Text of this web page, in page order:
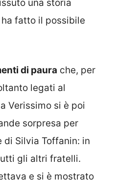
una storia
fatto il possibile
di paura che, per
legati al
Verissimo si è poi
sorpresa per
di Silvia Toffanin: in
gli altri fratelli.
e si è mostrato